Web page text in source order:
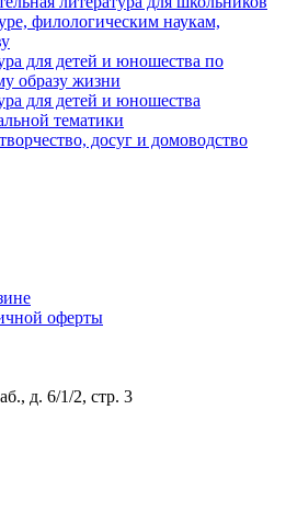
филологическим наукам,
для детей и юношества по
образу жизни
для детей и юношества
тематики
досуг и домоводство
оферты
д. 6/1/2, стр. 3